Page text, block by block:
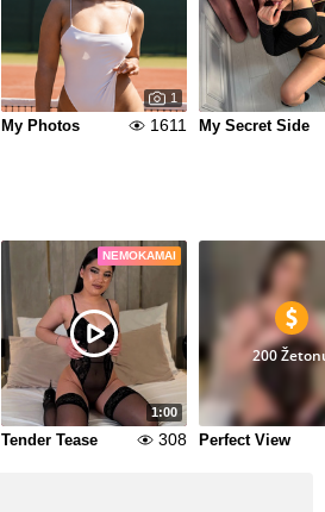
1
My Photos 1611 My Secret Side
NEMOKAMAI
1:00
Tender Tease 308
200
Perfect View